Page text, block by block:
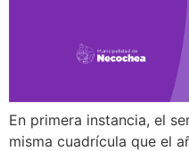
En primera instancia, el
misma cuadrícula que el